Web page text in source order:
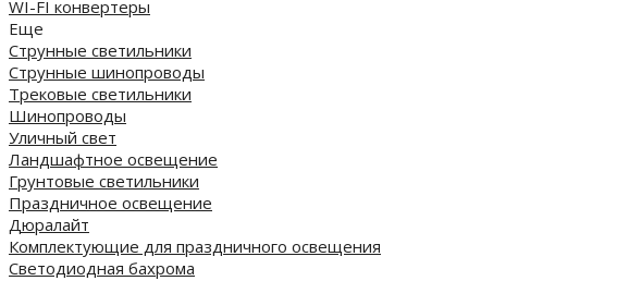
WI-FI конвертеры
Еще
Струнные светильники
Струнные шинопроводы
Трековые светильники
Шинопроводы
Уличный свет
Ландшафтное освещение
Грунтовые светильники
Праздничное освещение
Дюралайт
Комплектующие для праздничного освещения
Светодиодная бахрома